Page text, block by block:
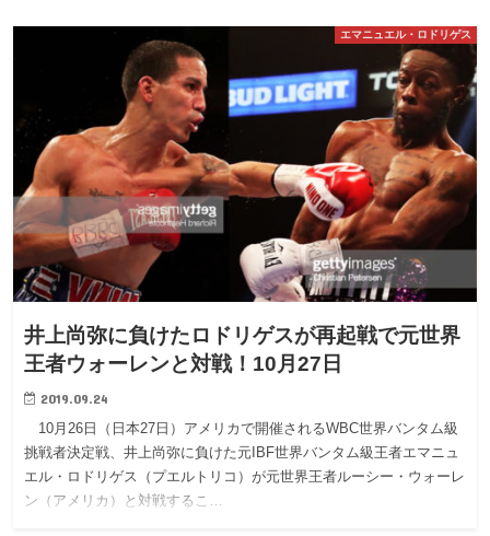
エマニュエル・ロドリゲス
井上尚弥に負けたロドリゲスが再起戦で元世界
王者ウォーレンと対戦！10月27日
2019.09.24
10月26日（日本27日）アメリカで開催されるWBC世界バンタム級
挑戦者決定戦、井上尚弥に負けた元IBF世界バンタム級王者エマニュ
エル・ロドリゲス（プエルトリコ）が元世界王者ルーシー・ウォーレ
ン（アメリカ）と対戦するこ…